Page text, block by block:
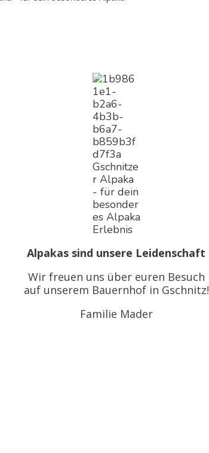
Alpakas sind unsere Leidenschaft
Wir freuen uns über euren Besuch
auf unserem Bauernhof in Gschnitz!
Familie Mader